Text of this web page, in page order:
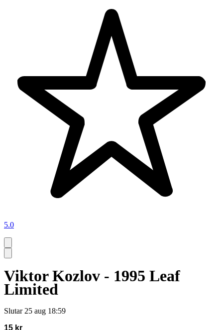
5.0
Viktor Kozlov - 1995 Leaf
Limited
Slutar 25 aug 18:59
15 kr